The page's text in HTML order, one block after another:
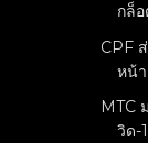
กล็อ
CPF
หน้า
MTC
วิด-